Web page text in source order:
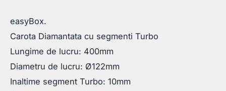
easyBox.
Carota Diamantata cu segmenti Turbo
Lungime de lucru: 400mm
Diametru de lucru: Ø122mm
Inaltime segment Turbo: 10mm